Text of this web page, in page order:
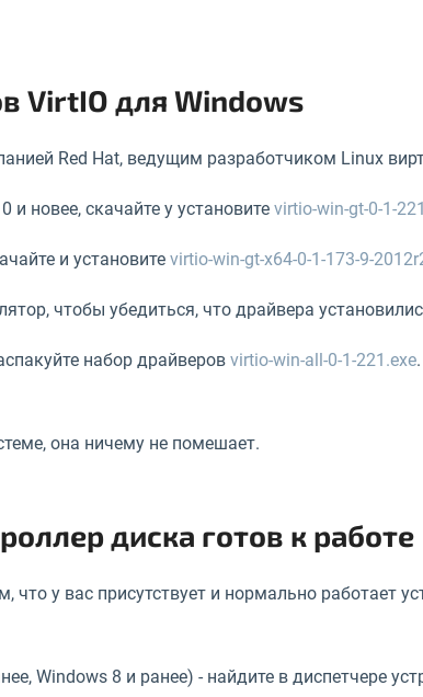
VirtIO для Windows
Red Hat, ведущим разработчиком Linux
и новее, скачайте у установите virtio-win-gt-0-1-
и установите virtio-win-gt-x64-0-1-173-9-
чтобы убедиться, что драйвера
набор драйверов virtio-win-all-0-1-221.exe
она ничему не помешает.
диска готов к работе
что у вас присутствует и нормально работает
Windows 8 и ранее) - найдите в диспетчере